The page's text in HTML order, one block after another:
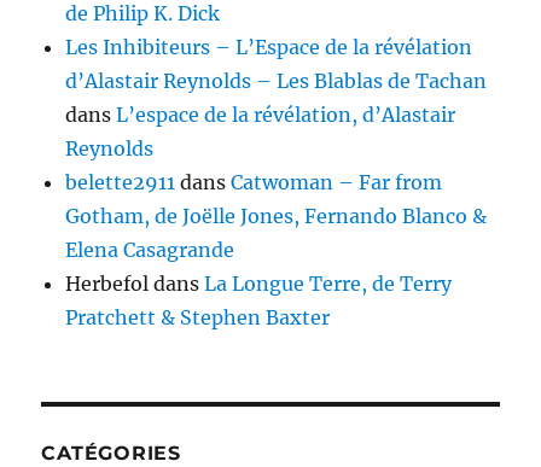
de Philip K. Dick
Les Inhibiteurs – L’Espace de la révélation
d’Alastair Reynolds – Les Blablas de Tachan
dansL’espace de la révélation, d’Alastair
Reynolds
belette2911 dansCatwoman – Far from
Gotham, de Joëlle Jones, Fernando Blanco &
Elena Casagrande
Herbefol dansLa Longue Terre, de Terry
Pratchett & Stephen Baxter
CATÉGORIES